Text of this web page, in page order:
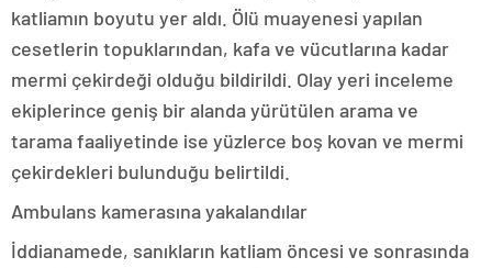
katliamın boyutu yer aldı. Ölü muayenesi yapılan
cesetlerin topuklarından, kafa ve vücutlarına kadar
mermi çekirdeği olduğu bildirildi. Olay yeri inceleme
ekiplerince geniş bir alanda yürütülen arama ve
tarama faaliyetinde ise yüzlerce boş kovan ve mermi
çekirdekleri bulunduğu belirtildi.
Ambulans kamerasına yakalandılar
İddianamede, sanıkların katliam öncesi ve sonrasında